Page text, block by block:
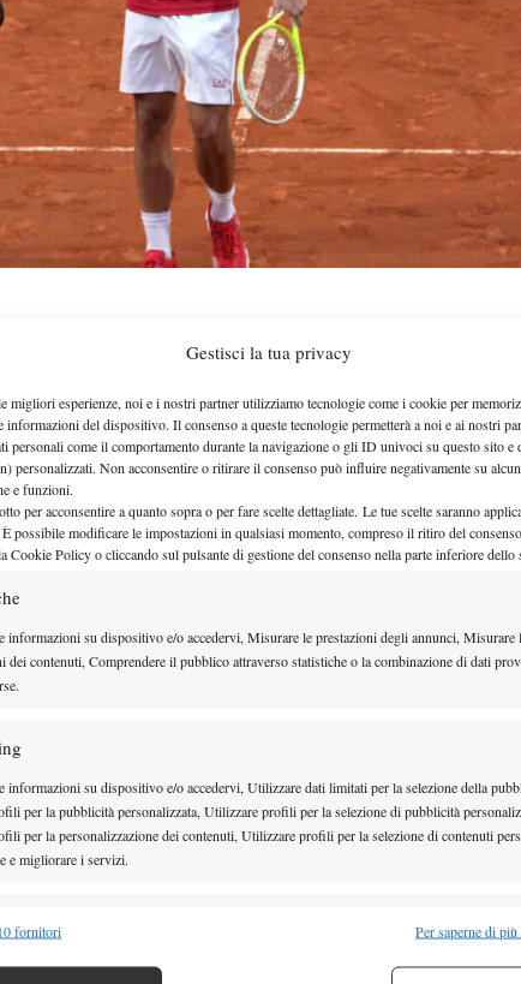
Gestisci la tua privacy
migliori esperienze, noi e i nostri partner utilizziamo tecnologie come i cookie per
informazioni del dispositivo. Il consenso a queste tecnologie permetterà a noi e ai nostri
personali come il comportamento durante la navigazione o gli ID univoci su questo sito e
personalizzati. Non acconsentire o ritirare il consenso può influire negativamente su
e funzioni.
per acconsentire a quanto sopra o per fare scelte dettagliate. Le tue scelte saranno
possibile modificare le impostazioni in qualsiasi momento, compreso il ritiro del
Cookie Policy o cliccando sul pulsante di gestione del consenso nella parte inferiore dello
informazioni su dispositivo e/o accedervi, Misurare le prestazioni degli annunci, Misurare
dei contenuti, Comprendere il pubblico attraverso statistiche o la combinazione di dati
informazioni su dispositivo e/o accedervi, Utilizzare dati limitati per la selezione della
per la pubblicità personalizzata, Utilizzare profili per la selezione di pubblicità
per la personalizzazione dei contenuti, Utilizzare profili per la selezione di contenuti
e migliorare i servizi.
fornitori Per saperne di
al
accede senza eccessivi patemi al terzo turno, grazie
eMichael Venuscon il punteggio di 6-3 6-4.
d’Italia, la coppia testa di serie numero 5
di fermarsi e disputa un match di ottimo livello.
al duo italiano sono sufficienti un break per set,
la partita in maniera impeccabile concedendo solo